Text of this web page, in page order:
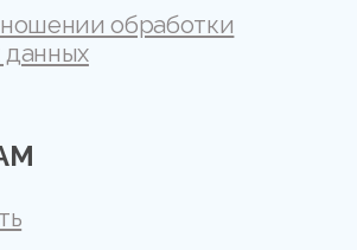
обработки
данных